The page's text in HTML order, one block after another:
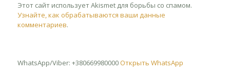
Этот сайт использует Akismet для борьбы со спамом.
Узнайте, как обрабатываются ваши данные
комментариев.
WhatsApp/Viber: +380669980000 Открыть WhatsApp